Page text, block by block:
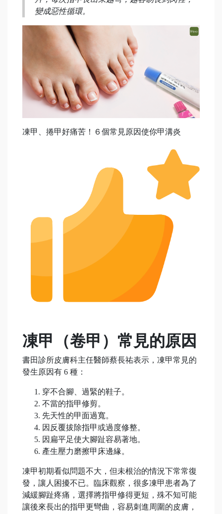
變成惡性循環。
凍甲、捲甲好痛苦！６個常見原因使你甲溝炎
凍甲 （卷甲）常見的原因
書田診所皮膚科主任醫師蔡長祐表示，凍甲常見的
發生原因有 6 種：
穿不合腳、過緊的鞋子。
不當的指甲修剪。
先天性的甲面過寬。
因反覆拔除指甲或過度修整。
因扁平足使大腳趾容易著地。
產生壓力磨擦甲床邊緣。
凍甲初期看似問題不大，但未根治的情況下常常復
發，讓人困擾不已。臨床觀察，很多凍甲患者為了
減緩腳趾疼痛，選擇將指甲修得更短，殊不知可能
讓後來長出的指甲更彎曲，容易刺進周圍的皮膚，